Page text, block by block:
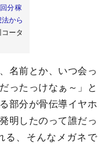
分稼
から
コータ
名前とか、いつ会っ
ったっけなぁ～」と
部分が骨伝導イヤホ
明したのって誰だっ
る、そんなメガネで